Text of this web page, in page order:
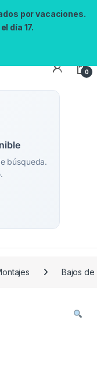
por vacaciones.
día 17.
0
búsqueda.
Bajos de